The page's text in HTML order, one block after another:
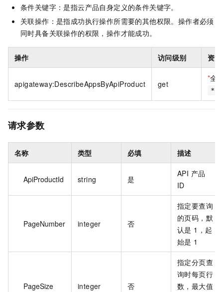
条件关键字：是指云产品自身定义的条件关键字。
关联操作：是指成功执行操作所需要的其他权限。操作者必须
同时具备关联操作的权限，操作才能成功。
操作 访问级别 资
apigateway:DescribeAppsByApiProduct get
*全
*
请求参数
名称 类型 必填 描述
ApiProductId string 是
API 产品
ID
PageNumber integer 否
指定要查询
的页码，默
认是 1，起
始是 1
PageSize integer 否
指定分页查
询时每页行
数，最大值